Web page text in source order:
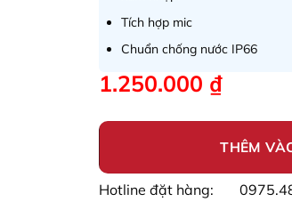
Tích hợp mic
Chuẩn chống nước IP66
1.250.000 ₫
THÊM
Hotline đặt hàng: